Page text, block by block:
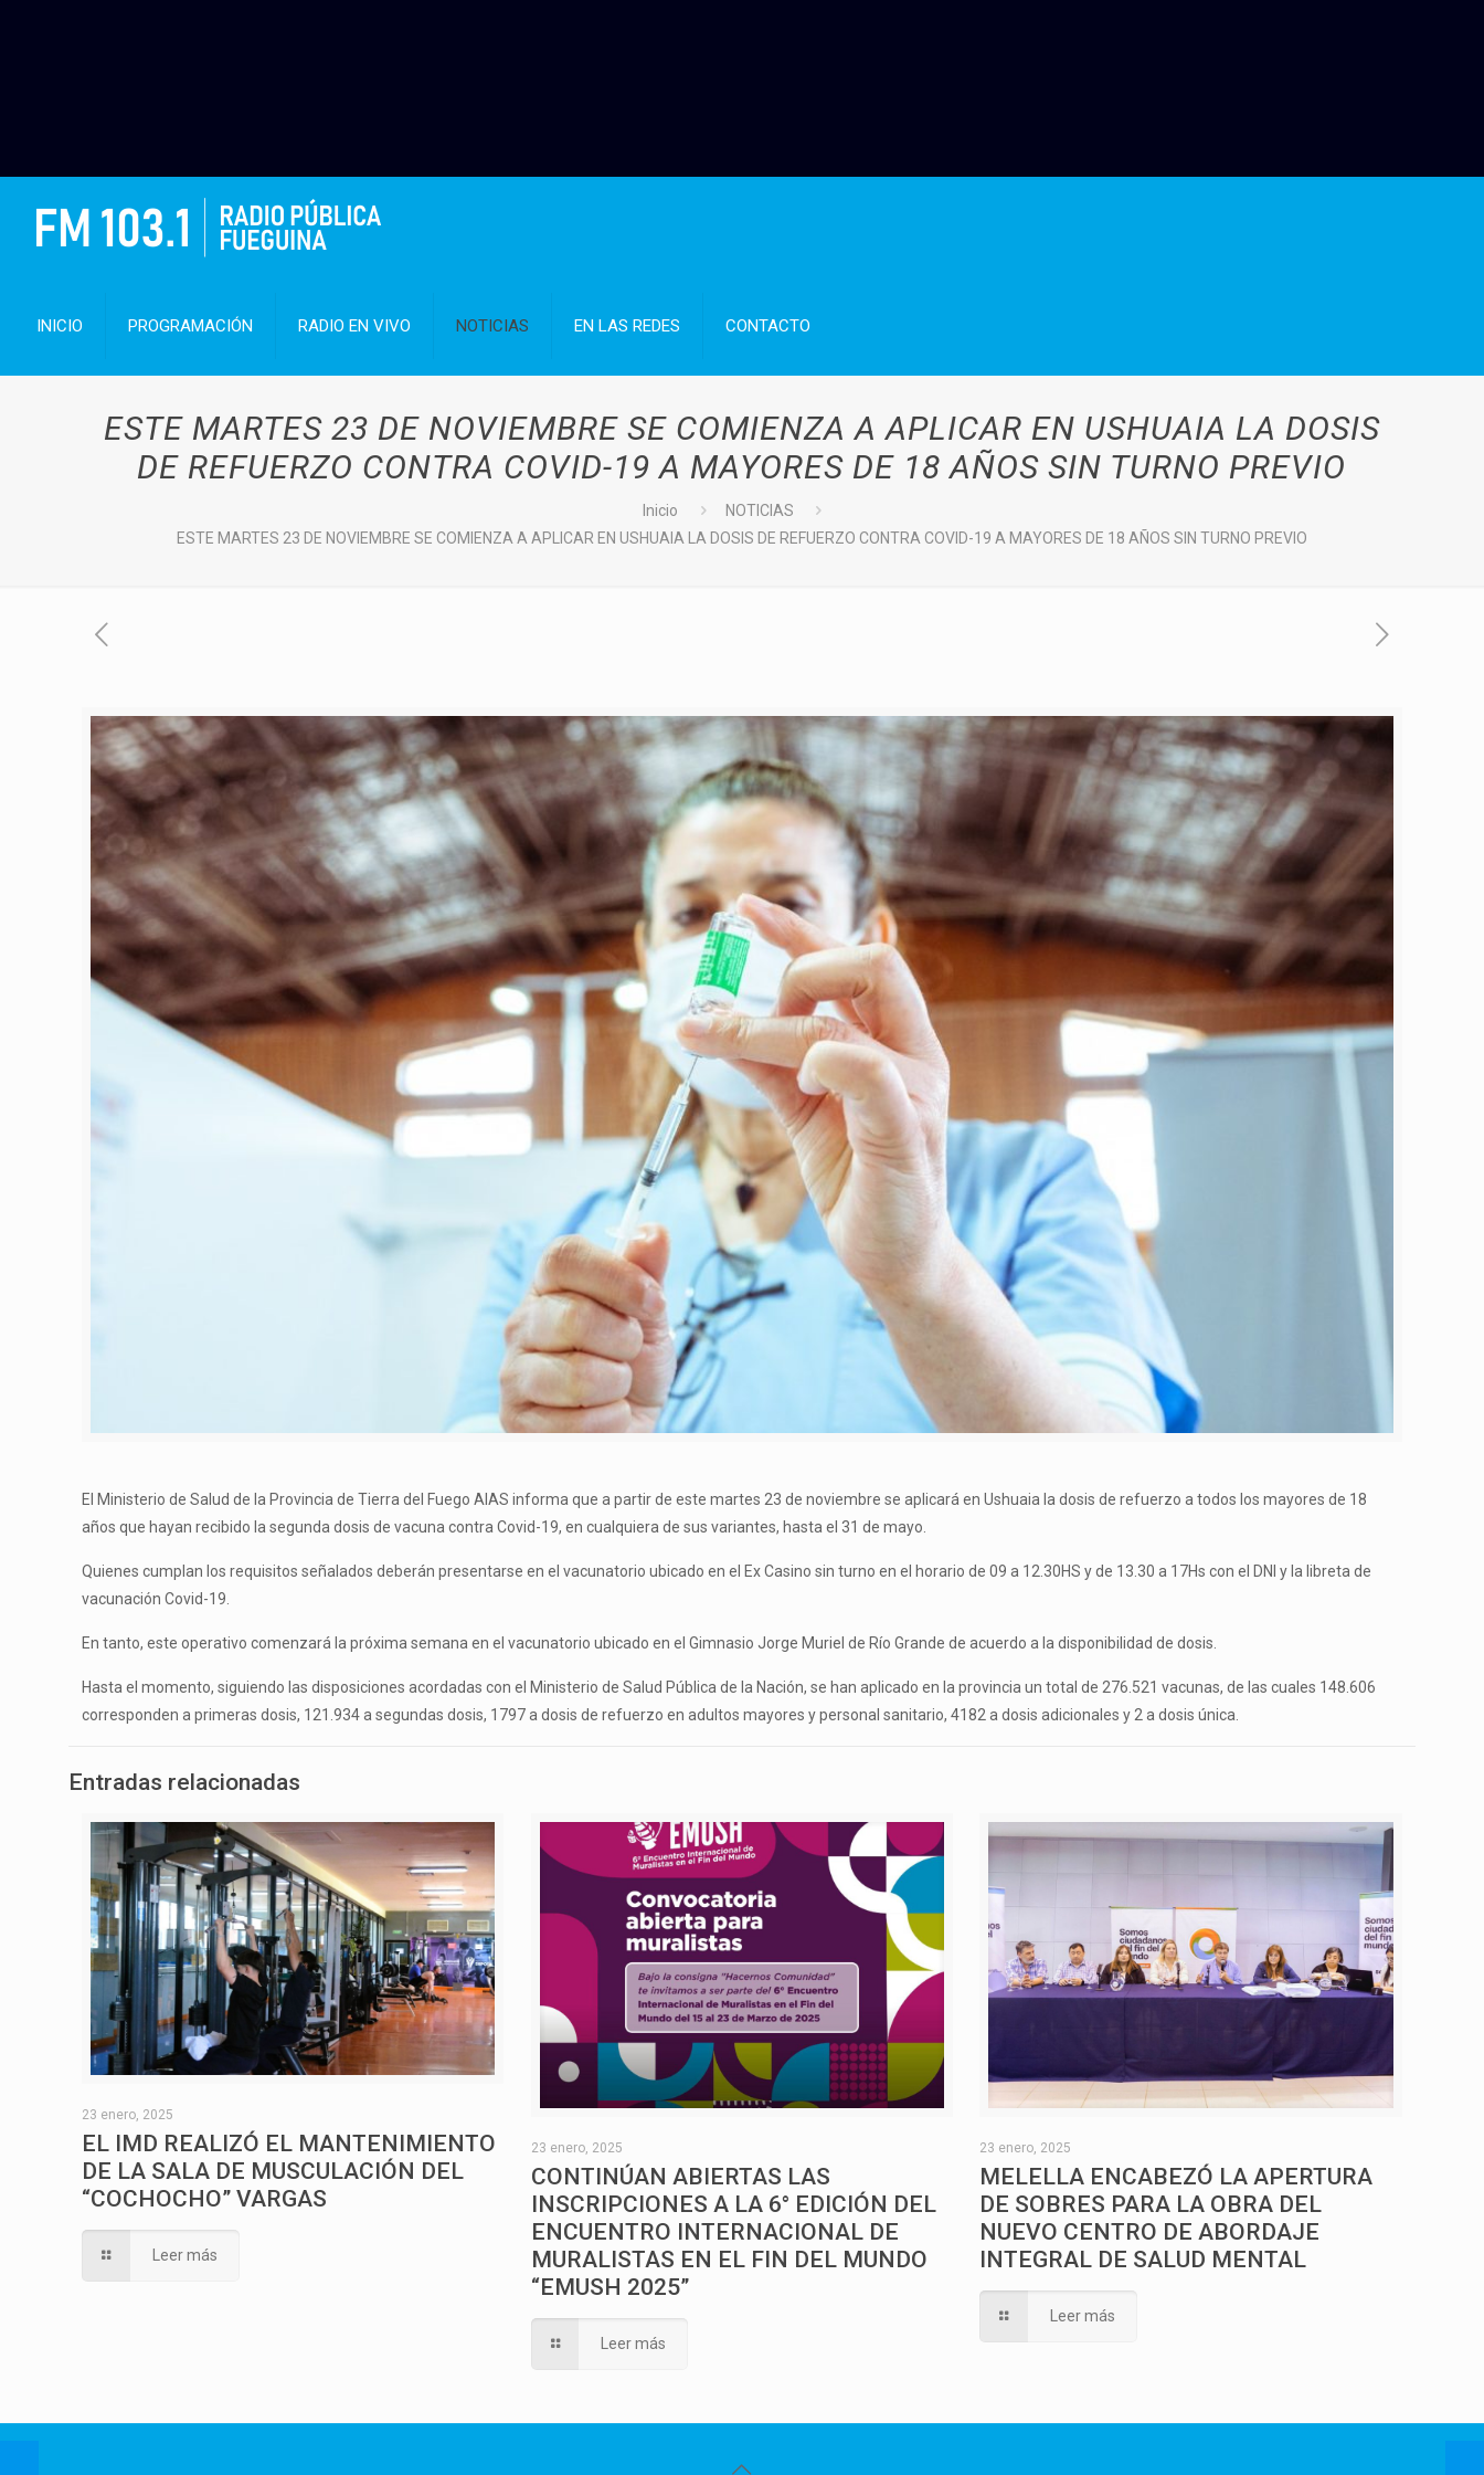
INICIO PROGRAMACIÓN RADIO EN VIVO NOTICIAS EN LAS REDES CONTACTO
ESTE MARTES 23 DE NOVIEMBRE SE COMIENZA A APLICAR EN USHUAIA LA DOSIS
DE REFUERZO CONTRA COVID-19 A MAYORES DE 18 AÑOS SIN TURNO PREVIO
Inicio
NOTICIAS
ESTE MARTES 23 DE NOVIEMBRE SE COMIENZA A APLICAR EN USHUAIA LA DOSIS DE REFUERZO CONTRA COVID-19 A MAYORES DE 18 AÑOS SIN TURNO PREVIO
El Ministerio de Salud de la Provincia de Tierra del Fuego AIAS informa que a partir de este martes 23 de noviembre se aplicará en Ushuaia la dosis de refuerzo a todos los mayores de 18
años que hayan recibido la segunda dosis de vacuna contra Covid-19, en cualquiera de sus variantes, hasta el 31 de mayo.
Quienes cumplan los requisitos señalados deberán presentarse en el vacunatorio ubicado en el Ex Casino sin turno en el horario de 09 a 12.30HS y de 13.30 a 17Hs con el DNI y la libreta de
vacunación Covid-19.
En tanto, este operativo comenzará la próxima semana en el vacunatorio ubicado en el Gimnasio Jorge Muriel de Río Grande de acuerdo a la disponibilidad de dosis.
Hasta el momento, siguiendo las disposiciones acordadas con el Ministerio de Salud Pública de la Nación, se han aplicado en la provincia un total de 276.521 vacunas, de las cuales 148.606
corresponden a primeras dosis, 121.934 a segundas dosis, 1797 a dosis de refuerzo en adultos mayores y personal sanitario, 4182 a dosis adicionales y 2 a dosis única.
Entradas relacionadas
23 enero, 2025
EL IMD REALIZÓ EL MANTENIMIENTO
DE LA SALA DE MUSCULACIÓN DEL
“COCHOCHO” VARGAS
Leer más
23 enero, 2025
CONTINÚAN ABIERTAS LAS
INSCRIPCIONES A LA 6° EDICIÓN DEL
ENCUENTRO INTERNACIONAL DE
MURALISTAS EN EL FIN DEL MUNDO
“EMUSH 2025”
Leer más
23 enero, 2025
MELELLA ENCABEZÓ LA APERTURA
DE SOBRES PARA LA OBRA DEL
NUEVO CENTRO DE ABORDAJE
INTEGRAL DE SALUD MENTAL
Leer más